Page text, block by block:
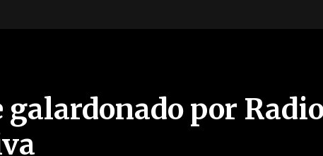
galardonado por